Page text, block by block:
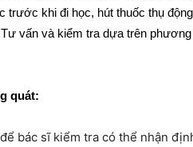
trước khi đi học, hút thuốc thụ
vấn và kiểm tra dựa trên
quát:
bác sĩ kiểm tra có thể nhận